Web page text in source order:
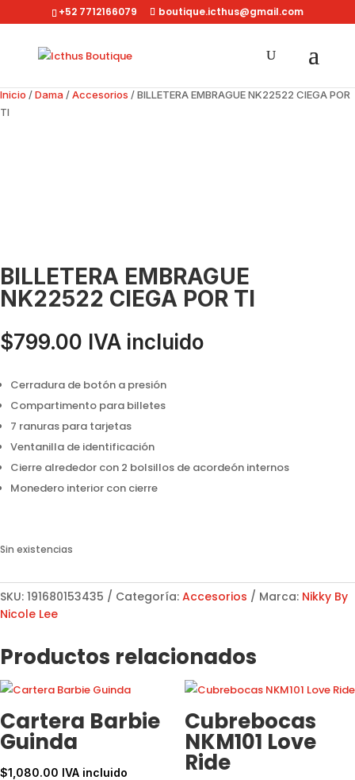
+52 7712166079 boutique.icthus@gmail.com
Inicio /Dama /Accesorios / BILLETERA EMBRAGUE NK22522 CIEGA POR
TI
BILLETERA EMBRAGUE
NK22522 CIEGA POR TI
$799.00 IVA incluido
Cerradura de botón a presión
Compartimento para billetes
7 ranuras para tarjetas
Ventanilla de identificación
Cierre alrededor con 2 bolsillos de acordeón internos
Monedero interior con cierre
Sin existencias
SKU: 191680153435 Categoría: Accesorios Marca: Nikky By
Nicole Lee
Productos relacionados
Cartera Barbie
Guinda
$1,080.00 IVA incluido
Cubrebocas
NKM101 Love
Ride